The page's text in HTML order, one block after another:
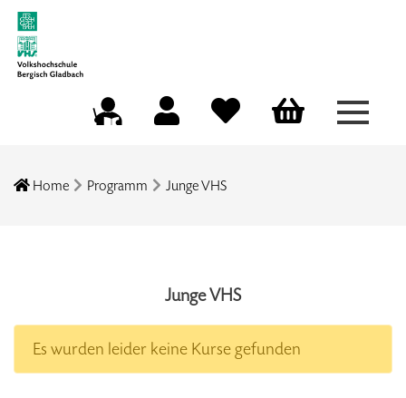
Menü
Home Programm Junge VHS
Junge VHS
Es wurden leider keine Kurse gefunden